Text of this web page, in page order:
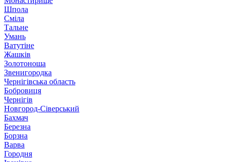
Шпола
Сміла
Тальне
Умань
Ватутіне
Жашків
Золотоноша
Звенигородка
Чернігівська область
Бобровиця
Чернігів
Новгород-Сіверський
Бахмач
Березна
Борзна
Варва
Городня